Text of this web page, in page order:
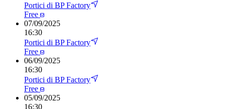
Portici di BP Factory
Free
07/09/2025
16:30
Portici di BP Factory
Free
06/09/2025
16:30
Portici di BP Factory
Free
05/09/2025
16:30